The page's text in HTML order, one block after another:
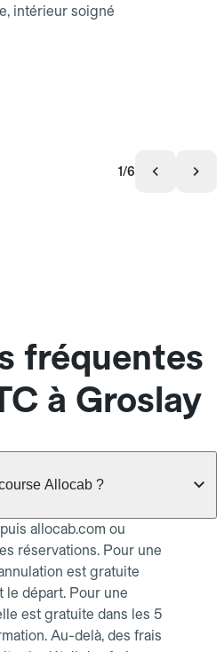
intérieur soigné
1/6
fréquentes
à Groslay
Allocab ?
allocab.com ou
réservations. Pour une
est gratuite
le départ. Pour une
est gratuite dans les 5
Au-delà, des frais